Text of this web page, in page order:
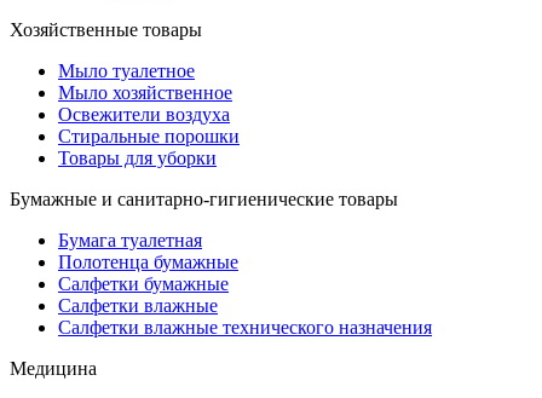
Хозяйственные товары
Мыло туалетное
Мыло хозяйственное
Освежители воздуха
Стиральные порошки
Товары для уборки
Бумажные и санитарно-гигиенические товары
Бумага туалетная
Полотенца бумажные
Салфетки бумажные
Салфетки влажные
Салфетки влажные технического назначения
Медицина